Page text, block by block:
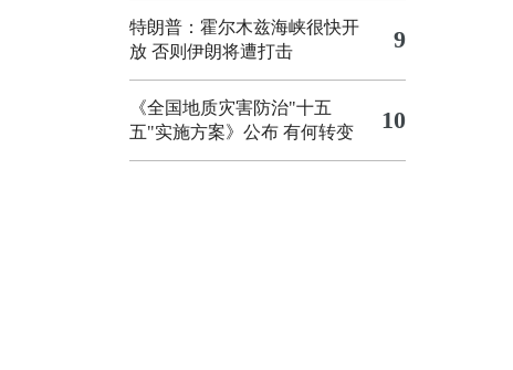
特朗普：霍尔木兹海峡很快开
放 否则伊朗将遭打击
9
《全国地质灾害防治"十五
五"实施方案》公布 有何转变
10